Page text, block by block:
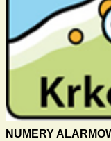
NUMERY